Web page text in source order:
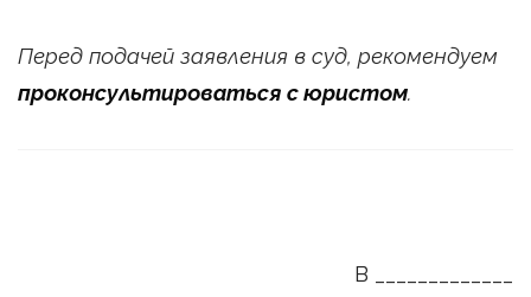
Перед подачей заявления в суд, рекомендуем
проконсультироваться с юристом.
В _____________